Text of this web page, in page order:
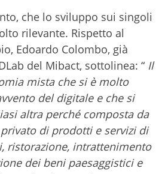
che lo sviluppo sui singoli
rilevante. Rispetto al
Edoardo Colombo, già
del Mibact, sottolinea: “ Il
mista che si è molto
del digitale e che si
altra perché composta da
di prodotti e servizi di
ristorazione, intrattenimento
dei beni paesaggistici e